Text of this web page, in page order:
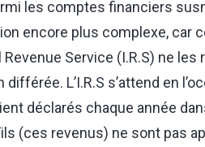
les comptes financiers
encore plus complexe, car
Revenue Service (I.R.S) ne
L’I.R.S s’attend en
déclarés chaque année
(ces revenus) ne sont pas